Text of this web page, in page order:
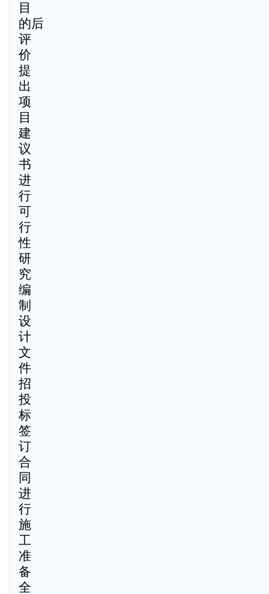
目
的后
评
价
提
出
项
目
建
议
书
进
行
可
行
性
研
究
编
制
设
计
文
件
招
投
标
签
订
合
同
进
行
施
工
准
备
全